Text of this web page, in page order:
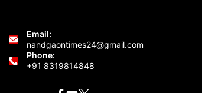
Email:
nandgaontimes24@gmail.com
Phone:
+91 8319814848